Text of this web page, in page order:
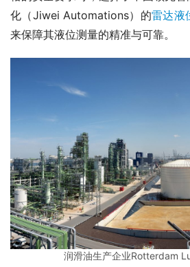
化（Jiwei Automations）的雷达液
来保障其液位测量的精准与可靠。
润滑油生产企业Rotterdam